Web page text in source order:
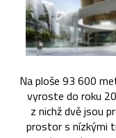
Na ploše 93 600
vyroste do roku
z nichž dvě jsou
prostor s nízkými